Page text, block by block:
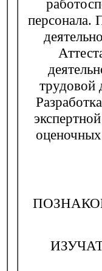
персонала.
трудовой
ИЗУЧАТ